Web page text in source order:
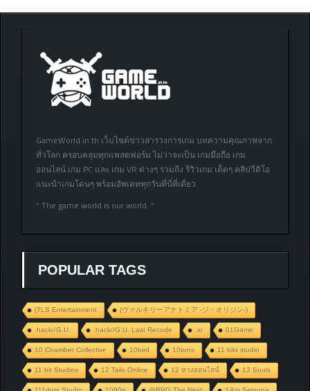
GameWorld.in.th เว็บไซต์ข่าวสารวงการเกม บทความคุณภาพจาก
ทั่วโลก ครอบคลุมทุกแพลตฟอร์ม ไม่ว่าจะเป็น เกมมือถือ เกม
ออนไลน์ เกม PC และ เกม VR ต่างๆ รวมถึง รีวิวเกม เด็ดๆ คลิปวีดิโอ
แนะนำเกมโดนๆ พร้อมอัพเดททุกวันที่นี่ที่เดียว
” The game world is our world. “
POPULAR TAGS
(TLS Entertainment (ヴァルキリーアナトミア ‐ジ・オリジン‐)
.hack//G.U. .hack//G.U. Last Recode .io 01Game
10 Chamber Collective 10bird 10tons 11 bits studio
11 bit Studios 12 Tails Online 12 หางออนไลน์ 13 Souls